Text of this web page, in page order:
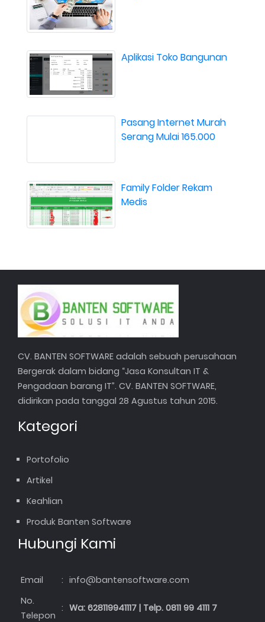
Aplikasi Toko Bangunan
Pasang Internet Murah
Serang Mulai 165.000
Family Folder Rekam
Medis
CV. BANTEN SOFTWARE adalah sebuah perusahaan
Bergerak dalam bidang “Jasa Konsultan IT &
Pengadaan barang IT”. CV. BANTEN SOFTWARE,
didirikan pada tanggal 28 Agustus tahun 2015.
Kategori
Portofolio
Artikel
Keahlian
Produk Banten Software
Hubungi Kami
Email : info@bantensoftware.com
No.
Telepon
: Wa: 628119941117 | Telp. 0811 99 4111 7